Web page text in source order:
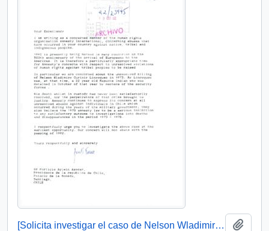
[Solicita investigar el caso de Nelson Wladimiro Curiñir]